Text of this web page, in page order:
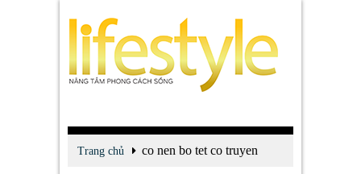
Trang chủ co nen bo tet co truyen